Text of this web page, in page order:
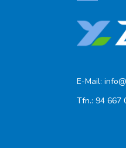
E-Mail:
Tfn.: 94 667